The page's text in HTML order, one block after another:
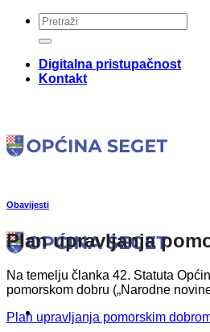
Skip
content
Digitalna pristupačnost
Kontakt
Obavijesti
Plan upravljanja
Na temelju članka 42. Statuta
pomorskom dobru („Narodne
Plan upravljanja pomorskim